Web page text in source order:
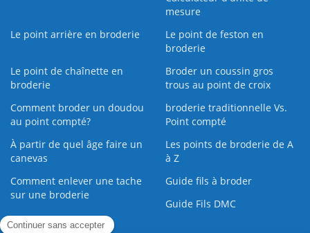
mesure
Le point arrière en broderie
Le point de feston en
broderie
Le point de chaînette en
broderie
Broder un coussin gros
trous au point de croix
Comment broder un doudou
au point compté?
broderie traditionnelle Vs.
Point compté
À partir de quel âge faire un
canevas
Les points de broderie de A
à Z
Comment enlever une tache
sur une broderie
Guide fils à broder
Guide Fils DMC
Guide de la Broderie